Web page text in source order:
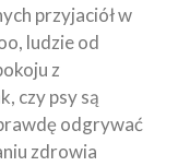
przyjaciół w
ludzie od
z
czy psy są
odgrywać
zdrowia